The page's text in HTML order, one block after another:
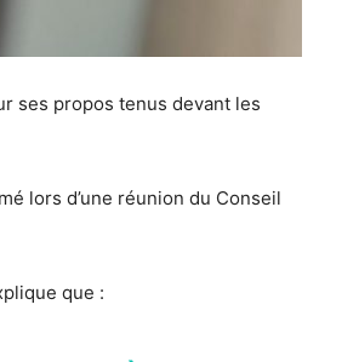
ses propos tenus devant les
lors d’une réunion du Conseil
que :